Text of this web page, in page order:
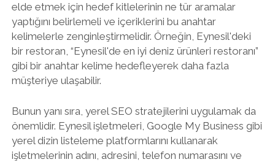
elde etmek için hedef kitlelerinin ne tür aramalar
yaptığını belirlemeli ve içeriklerini bu anahtar
kelimelerle zenginleştirmelidir. Örneğin, Eynesil'deki
bir restoran, “Eynesil'de en iyi deniz ürünleri restoranı”
gibi bir anahtar kelime hedefleyerek daha fazla
müşteriye ulaşabilir.
Bunun yanı sıra, yerel SEO stratejilerini uygulamak da
önemlidir. Eynesil işletmeleri, Google My Business gibi
yerel dizin listeleme platformlarını kullanarak
işletmelerinin adını, adresini, telefon numarasını ve